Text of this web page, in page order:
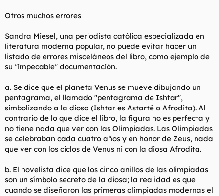
Otros muchos errores
Sandra Miesel, una periodista católica especializada en
literatura moderna popular, no puede evitar hacer un
listado de errores misceláneos del libro, como ejemplo de
su "impecable" documentación.
a. Se dice que el planeta Venus se mueve dibujando un
pentagrama, el llamado "pentagrama de Ishtar",
simbolizando a la diosa (Ishtar es Astarté o Afrodita). Al
contrario de lo que dice el libro, la figura no es perfecta y
no tiene nada que ver con las Olimpiadas. Las Olimpiadas
se celebraban cada cuatro años y en honor de Zeus, nada
que ver con los ciclos de Venus ni con la diosa Afrodita.
b. El novelista dice que los cinco anillos de las olimpiadas
son un símbolo secreto de la diosa; la realidad es que
cuando se diseñaron las primeras olimpiadas modernas el